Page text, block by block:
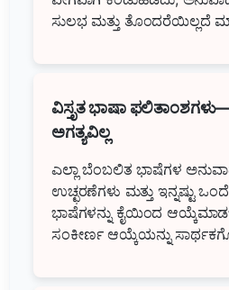
ಸುಲಭ ಮತ್ತು ತೊಂದರೆಯಿಲ್ಲದೆ
ವಿಸ್ತೃತ ಭಾಷಾ
ಅಗತ್ಯವಿಲ್ಲ
ಎಲ್ಲಾ ಬೆಂಬಲಿತ ಭಾಷೆಗಳ
ಉಚ್ಛರಣೆಗಳು ಮತ್ತು ಇನ್ನಷ್ಟು
ಭಾಷೆಗಳನ್ನು ಕೈಯಿಂದ
ಸಂಕೀರ್ಣ ಆಯ್ಕೆಯನ್ನು